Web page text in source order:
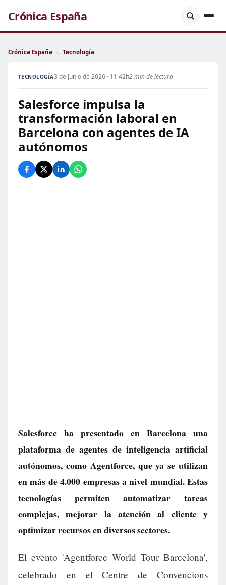
Crónica España
Crónica España › Tecnología
TECNOLOGÍA3 de Junio de 2026 · 11:42h2 min de lectura
Salesforce impulsa la
transformación laboral en
Barcelona con agentes de IA
autónomos
Salesforce ha presentado en Barcelona una
plataforma de agentes de inteligencia artificial
autónomos, como Agentforce, que ya se utilizan
en más de 4.000 empresas a nivel mundial. Estas
tecnologías permiten automatizar tareas
complejas, mejorar la atención al cliente y
optimizar recursos en diversos sectores.
El evento 'Agentforce World Tour Barcelona',
celebrado en el Centre de Convencions